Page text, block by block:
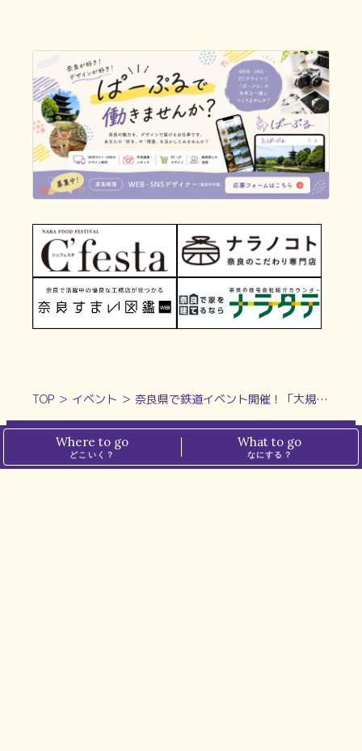
TOP ＞ イベント ＞ 奈良県で鉄道イベント開催！「大規模トイレール」も登場！【奈良鉄道まつり】
Where to go
どこいく？
What to go
なにする？
プライバシーポリシー